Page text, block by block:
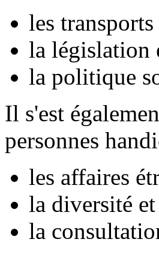
les transports
la législation
la politique
Il s'est
personnes
les affaires
la diversité et
la